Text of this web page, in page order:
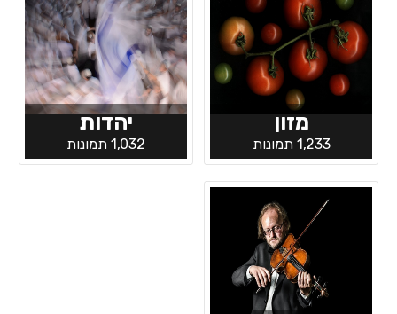
מזון
1,233 תמונות
יהדות
1,032 תמונות